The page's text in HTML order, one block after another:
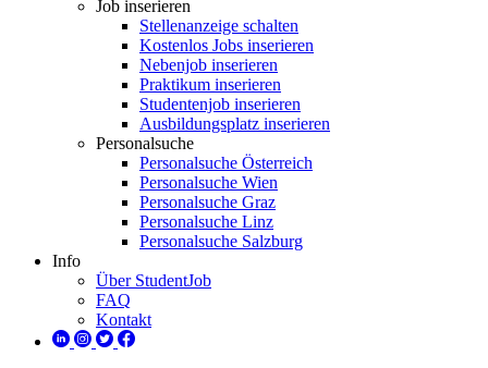
Job inserieren
Stellenanzeige schalten
Kostenlos Jobs inserieren
Nebenjob inserieren
Praktikum inserieren
Studentenjob inserieren
Ausbildungsplatz inserieren
Personalsuche
Personalsuche Österreich
Personalsuche Wien
Personalsuche Graz
Personalsuche Linz
Personalsuche Salzburg
Info
Über StudentJob
FAQ
Kontakt